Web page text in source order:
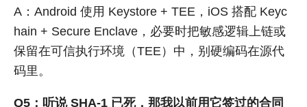
A：Android 使用 Keystore + TEE，iOS 搭配 Keyc
hain + Secure Enclave，必要时把敏感逻辑上链或
保留在可信执行环境（TEE）中，别硬编码在源代
码里。
Q5：听说 SHA-1 已死，那我以前用它签过的合同